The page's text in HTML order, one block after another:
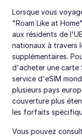
Lorsque vous
"Roam Like at
aux résidents de
nationaux à travers
supplémentaires.
d'acheter une carte
service d'eSIM
plusieurs pays
couverture plus
les forfaits
Vous pouvez